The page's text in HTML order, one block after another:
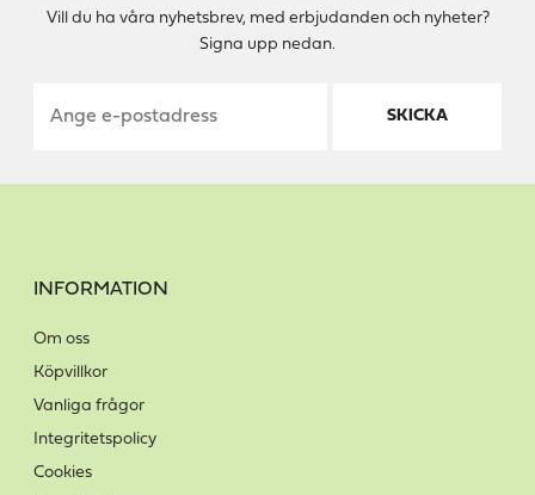
Vill du ha våra nyhetsbrev, med erbjudanden och nyheter?
Signa upp nedan.
SKICKA
INFORMATION
Om oss
Köpvillkor
Vanliga frågor
Integritetspolicy
Cookies